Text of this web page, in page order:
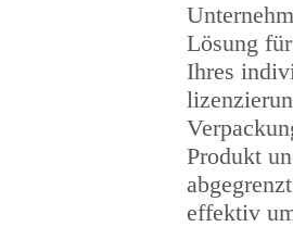
Lösung
Ihres
Produkt
effektiv